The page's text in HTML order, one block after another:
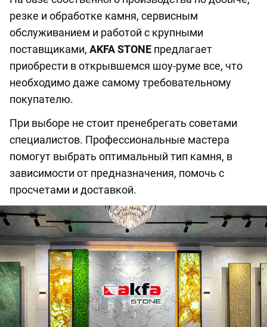
резке и обработке камня, сервисным
обслуживанием и работой с крупными
поставщиками, AKFA STONE предлагает
приобрести в открывшемся шоу-руме все, что
необходимо даже самому требовательному
покупателю.
При выборе не стоит пренебрегать советами
специалистов. Профессиональные мастера
помогут выбрать оптимальный тип камня, в
зависимости от предназначения, помочь с
просчетами и доставкой.